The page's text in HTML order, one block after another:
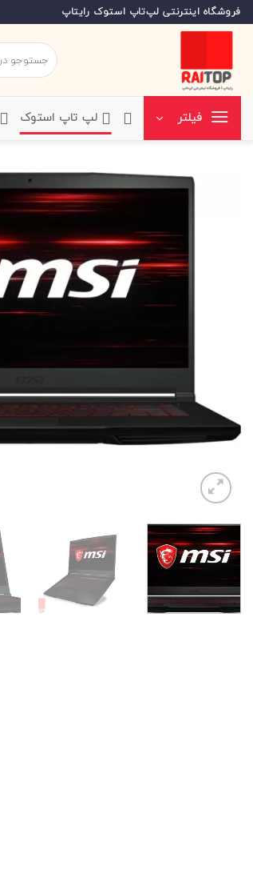
Skip
to
فروشگاه اینترنتی لپ‌تاپ استوک رایتاپ
جستجو
برای:
فیلتر ‌لپ تاپ استوک